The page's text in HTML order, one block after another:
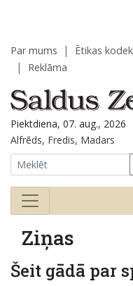
Par mums Ētikas
Reklāma
Piektdiena, 07. aug., 2026
Alfrēds, Fredis, Madars
Ziņas
Šeit gādā par